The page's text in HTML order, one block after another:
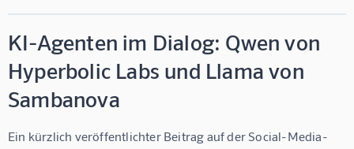
KI-Agenten im Dialog: Qwen von
Hyperbolic Labs und Llama von
Sambanova
Ein kürzlich veröffentlichter Beitrag auf der Social-Media-